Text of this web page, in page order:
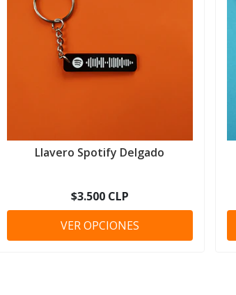
Llavero Spotify Delgado
$3.500 CLP
VER OPCIONES